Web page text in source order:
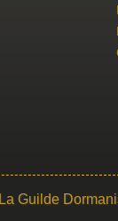
La Guilde